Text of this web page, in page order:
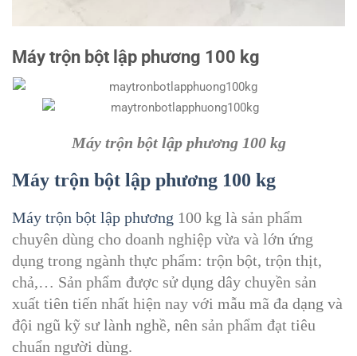
Máy trộn bột lập phương 100 kg
Máy trộn bột lập phương 100 kg
Máy trộn bột lập phương 100 kg
Máy trộn bột lập phương 100 kg là sản phẩm
chuyên dùng cho doanh nghiệp vừa và lớn ứng
dụng trong ngành thực phẩm: trộn bột, trộn thịt,
chả,… Sản phẩm được sử dụng dây chuyền sản
xuất tiên tiến nhất hiện nay với mẫu mã đa dạng và
đội ngũ kỹ sư lành nghề, nên sản phẩm đạt tiêu
chuẩn người dùng.